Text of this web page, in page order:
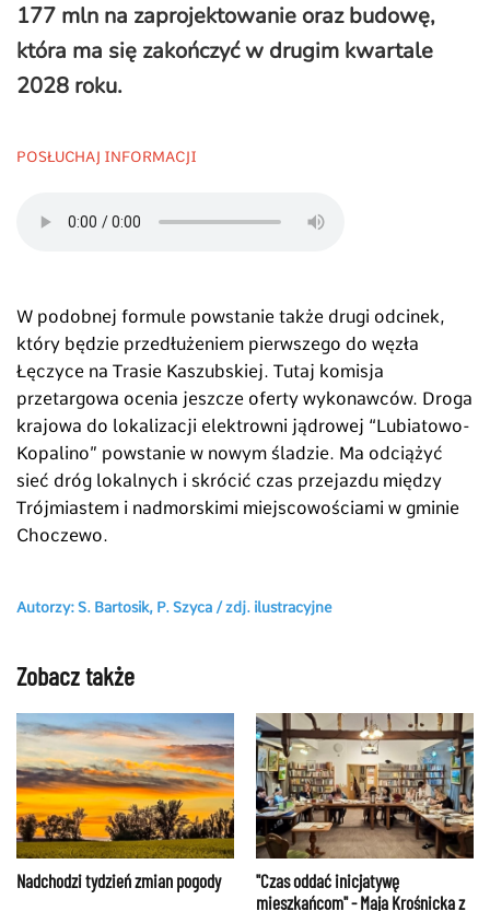
177 mln na zaprojektowanie oraz budowę,
która ma się zakończyć w drugim kwartale
2028 roku.
POSŁUCHAJ INFORMACJI
W podobnej formule powstanie także drugi odcinek,
który będzie przedłużeniem pierwszego do węzła
Łęczyce na Trasie Kaszubskiej. Tutaj komisja
przetargowa ocenia jeszcze oferty wykonawców. Droga
krajowa do lokalizacji elektrowni jądrowej “Lubiatowo-
Kopalino” powstanie w nowym śladzie. Ma odciążyć
sieć dróg lokalnych i skrócić czas przejazdu między
Trójmiastem i nadmorskimi miejscowościami w gminie
Choczewo.
Autorzy: S. Bartosik, P. Szyca /zdj. ilustracyjne
Zobacz także
Nadchodzi tydzień zmian pogody
"Czas oddać inicjatywę
mieszkańcom" - Maja Krośnicka z